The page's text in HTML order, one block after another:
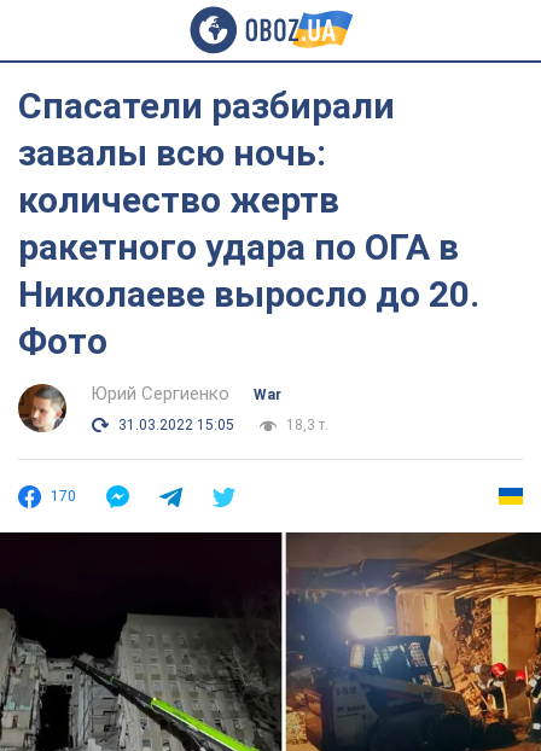
Спасатели разбирали
завалы всю ночь:
количество жертв
ракетного удара по ОГА в
Николаеве выросло до 20.
Фото
Юрий Сергиенко
War
31.03.2022 15:05
18,3 т.
170